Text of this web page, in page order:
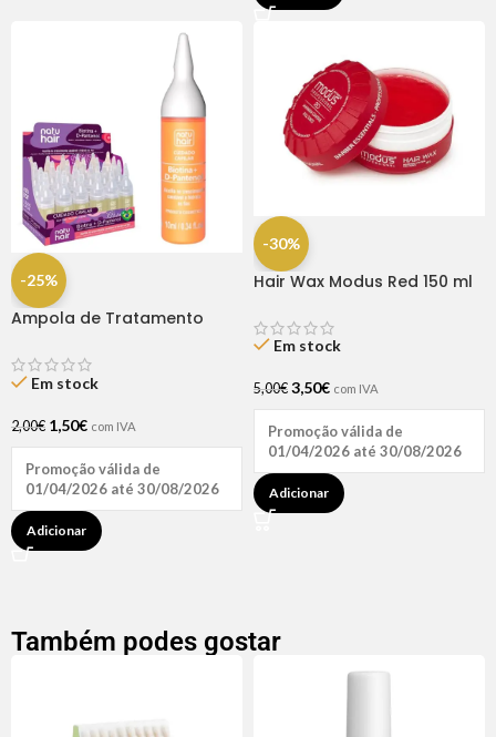
-25%
Ampola de Tratamento
Hair (1 UNIDADE)
Em stock
2,00€ 1,50€ com IVA
Promoção válida de
01/04/2026 até 30/08/2026
Adicionar
-30%
Hair Wax Modus Red 150 ml
Em stock
5,00€ 3,50€ com IVA
Promoção válida de
01/04/2026 até 30/08/2026
Adicionar
Também podes gostar